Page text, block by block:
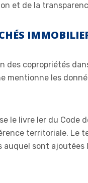
et de la
des copropriétés
mentionne les
le livre Ier du Code
territoriale. Le
sont